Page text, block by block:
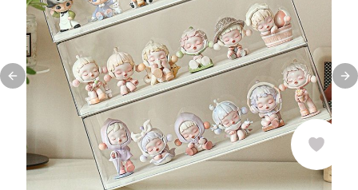
Previous slide